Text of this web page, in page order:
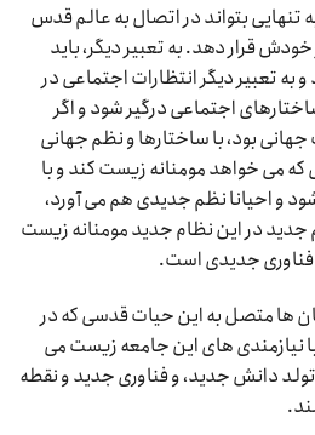
تنهایی بتواند در اتصال به عالم قدس
قرار دهد. به تعبیر دیگر، باید
به تعبیر دیگر انتظارات اجتماعی در
اجتماعی درگیر شود و اگر
بود، با ساختارها و نظم جهانی
که می خواهد مومنانه زیست کند و با
و احیانا نظم جدیدی هم می آورد،
جدید در این نظام جدید مومنانه زیست
فناوری جدیدی است.
ها متصل به این حیات قدسی که در
نیازمندی های این جامعه زیست می
تولد دانش جدید، و فناوری جدید و نقطه